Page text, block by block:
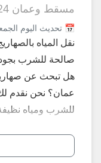
مسقط وعمان 24 ساعة
📅 تحديث اليوم الجمعة
صالحة للشرب
هل تبحث عن
عمان؟ نحن نقدم
للشرب ومياه
الوسطى وغيرها).
لماذا تختار